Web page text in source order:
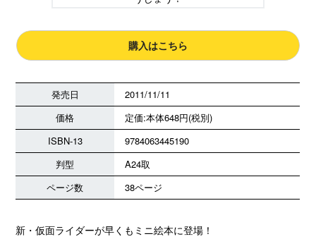
購入はこちら
発売日
2011/11/11
価格
定価:本体648円(税別)
ISBN-13
9784063445190
判型
A24取
ページ数
38ページ
新・仮面ライダーが早くもミニ絵本に登場！